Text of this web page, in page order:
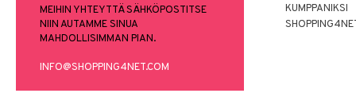
MEIHIN YHTEYTTÄ SÄHKÖPOSTITSE
NIIN AUTAMME SINUA
MAHDOLLISIMMAN PIAN.
INFO@SHOPPING4NET.COM
KUMPPANIKSI